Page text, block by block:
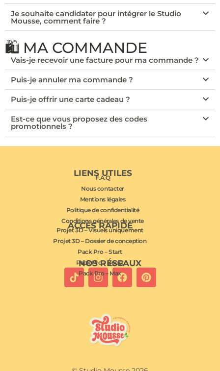
Je souhaite candidater pour intégrer le Studio
Mousse, comment faire ?
🛍️ MA COMMANDE
Vais-je recevoir une facture pour ma commande ?
Puis-je annuler ma commande ?
Puis-je offrir une carte cadeau ?
Est-ce que vous proposez des codes
promotionnels ?
NOS RÉSEAUX
ACCÈS RAPIDE
Projet 3D – Visuels uniquement
Projet 3D – Dossier de conception
Pack Pro – Start
Pack Pro – Boost
Pack Pro – Max
LIENS UTILES
F.A.Q
Nous contacter
Mentions légales
Politique de confidentialité
Conditions générales de vente